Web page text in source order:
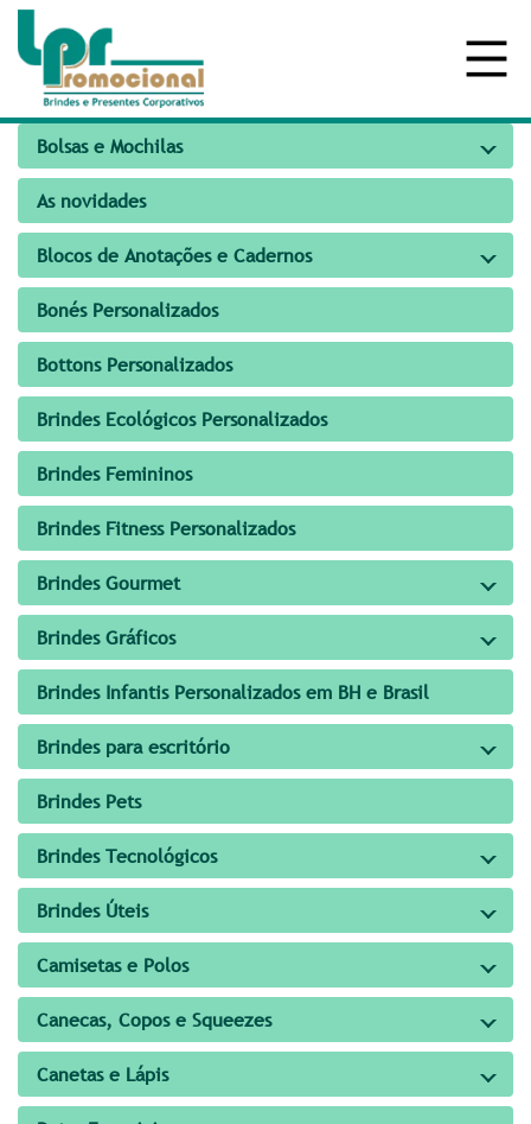
Bolsas e Mochilas
As novidades
Blocos de Anotações e Cadernos
Bonés Personalizados
Bottons Personalizados
Brindes Ecológicos Personalizados
Brindes Femininos
Brindes Fitness Personalizados
Brindes Gourmet
Brindes Gráficos
Brindes Infantis Personalizados em BH e Brasil
Brindes para escritório
Brindes Pets
Brindes Tecnológicos
Brindes Úteis
Camisetas e Polos
Canecas, Copos e Squeezes
Canetas e Lápis